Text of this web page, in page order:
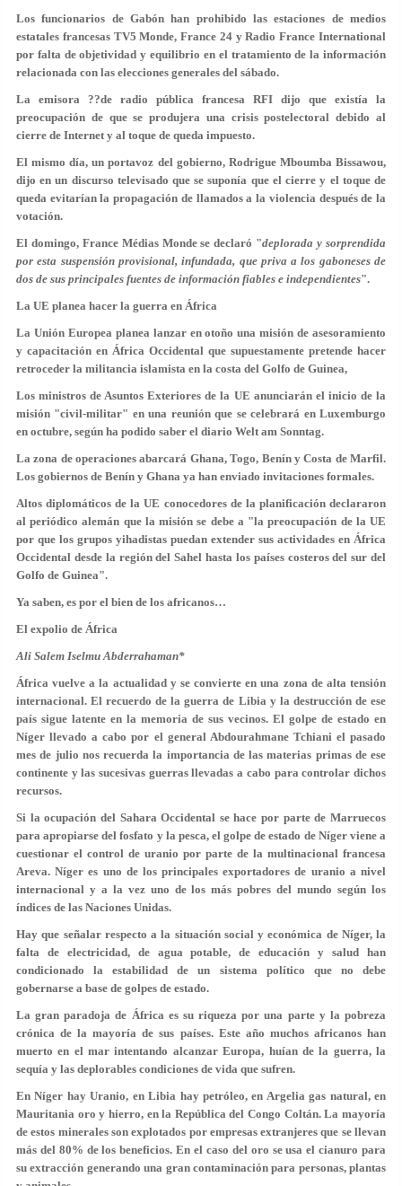
Los funcionarios de Gabón han prohibido las estaciones de medios
estatales francesas TV5 Monde, France 24 y Radio France International
por falta de objetividad y equilibrio en el tratamiento de la información
relacionada con las elecciones generales del sábado.
La emisora ??de radio pública francesa RFI dijo que existía la
preocupación de que se produjera una crisis postelectoral debido al
cierre de Internet y al toque de queda impuesto.
El mismo día, un portavoz del gobierno, Rodrigue Mboumba Bissawou,
dijo en un discurso televisado que se suponía que el cierre y el toque de
queda evitarían la propagación de llamados a la violencia después de la
votación.
El domingo, France Médias Monde se declaró "deplorada y sorprendida
por esta suspensión provisional, infundada, que priva a los gaboneses de
dos de sus principales fuentes de información fiables e independientes".
La UE planea hacer la guerra en África
La Unión Europea planea lanzar en otoño una misión de asesoramiento
y capacitación en África Occidental que supuestamente pretende hacer
retroceder la militancia islamista en la costa del Golfo de Guinea,
Los ministros de Asuntos Exteriores de la UE anunciarán el inicio de la
misión "civil-militar" en una reunión que se celebrará en Luxemburgo
en octubre, según ha podido saber el diario Welt am Sonntag.
La zona de operaciones abarcará Ghana, Togo, Benín y Costa de Marfil.
Los gobiernos de Benín y Ghana ya han enviado invitaciones formales.
Altos diplomáticos de la UE conocedores de la planificación declararon
al periódico alemán que la misión se debe a "la preocupación de la UE
por que los grupos yihadistas puedan extender sus actividades en África
Occidental desde la región del Sahel hasta los países costeros del sur del
Golfo de Guinea".
Ya saben, es por el bien de los africanos…
El expolio de África
Ali Salem Iselmu Abderrahaman*
África vuelve a la actualidad y se convierte en una zona de alta tensión
internacional. El recuerdo de la guerra de Libia y la destrucción de ese
país sigue latente en la memoria de sus vecinos. El golpe de estado en
Níger llevado a cabo por el general Abdourahmane Tchiani el pasado
mes de julio nos recuerda la importancia de las materias primas de ese
continente y las sucesivas guerras llevadas a cabo para controlar dichos
recursos.
Si la ocupación del Sahara Occidental se hace por parte de Marruecos
para apropiarse del fosfato y la pesca, el golpe de estado de Níger viene a
cuestionar el control de uranio por parte de la multinacional francesa
Areva. Níger es uno de los principales exportadores de uranio a nivel
internacional y a la vez uno de los más pobres del mundo según los
índices de las Naciones Unidas.
Hay que señalar respecto a la situación social y económica de Níger, la
falta de electricidad, de agua potable, de educación y salud han
condicionado la estabilidad de un sistema político que no debe
gobernarse a base de golpes de estado.
La gran paradoja de África es su riqueza por una parte y la pobreza
crónica de la mayoría de sus países. Este año muchos africanos han
muerto en el mar intentando alcanzar Europa, huían de la guerra, la
sequía y las deplorables condiciones de vida que sufren.
En Níger hay Uranio, en Libia hay petróleo, en Argelia gas natural, en
Mauritania oro y hierro, en la República del Congo Coltán. La mayoría
de estos minerales son explotados por empresas extranjeres que se llevan
más del 80% de los beneficios. En el caso del oro se usa el cianuro para
su extracción generando una gran contaminación para personas, plantas